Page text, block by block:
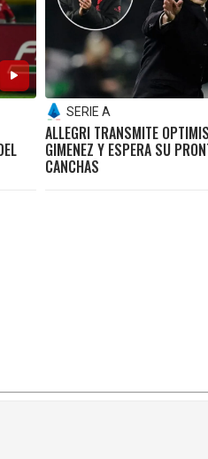
SERIE A
ALLEGRI TRANSMITE
GIMENEZ Y ESPERA SU
CANCHAS